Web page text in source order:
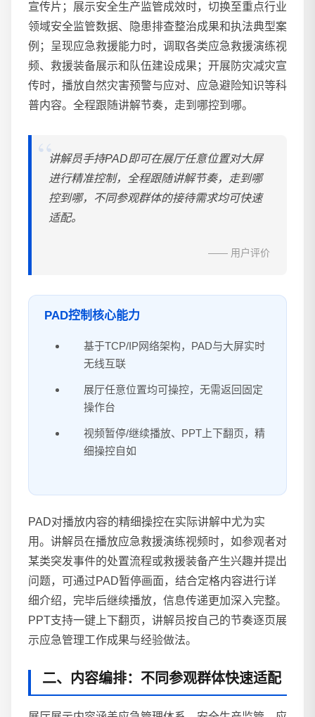
宣传片；展示安全生产监管成效时，切换至重点行业
领域安全监管数据、隐患排查整治成果和执法典型案
例；呈现应急救援能力时，调取各类应急救援演练视
频、救援装备展示和队伍建设成果；开展防灾减灾宣
传时，播放自然灾害预警与应对、应急避险知识等科
普内容。全程跟随讲解节奏，走到哪控到哪。
讲解员手持PAD即可在展厅任意位置对大屏
进行精准控制，全程跟随讲解节奏，走到哪
控到哪，不同参观群体的接待需求均可快速
适配。
—— 用户评价
PAD控制核心能力
基于TCP/IP网络架构，PAD与大屏实时
无线互联
展厅任意位置均可操控，无需返回固定
操作台
视频暂停/继续播放、PPT上下翻页，精
细操控自如
PAD对播放内容的精细操控在实际讲解中尤为实
用。讲解员在播放应急救援演练视频时，如参观者对
某类突发事件的处置流程或救援装备产生兴趣并提出
问题，可通过PAD暂停画面，结合定格内容进行详
细介绍，完毕后继续播放，信息传递更加深入完整。
PPT支持一键上下翻页，讲解员按自己的节奏逐页展
示应急管理工作成果与经验做法。
二、内容编排：不同参观群体快速适配